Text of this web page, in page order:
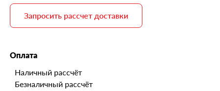
Запросить рассчет доставки
Оплата
Наличный рассчёт
Безналичный рассчёт